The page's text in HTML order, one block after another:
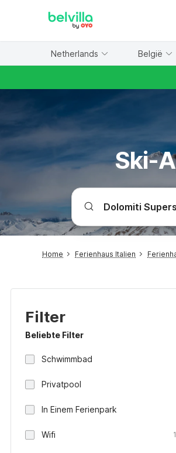
Netherlands België
Ski-
Home Ferienhaus Italien
Filter
Beliebte Filter
Schwimmbad
Privatpool
In Einem Ferienpark
Wifi